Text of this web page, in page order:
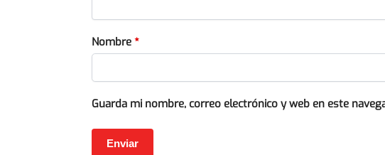
Nombre *
Guarda mi nombre, correo electrónico y web en este